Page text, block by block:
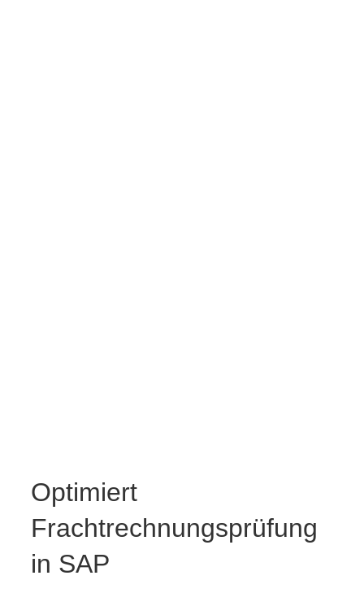
Optimiert
Frachtrechnungsprüfung
in SAP